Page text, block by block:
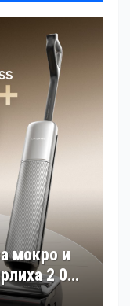
мокро и
2 000
мащаб